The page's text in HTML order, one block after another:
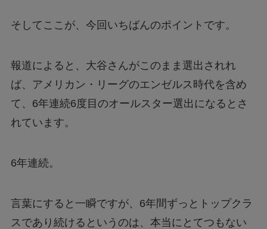
そしてここが、今回いちばんのポイントです。
報道によると、大谷さんがこのまま選出されれ
ば、アメリカン・リーグのエンゼルス時代を含め
て、6年連続6度目のオールスター選出になるとさ
れています。
6年連続。
言葉にすると一瞬ですが、6年間ずっとトップクラ
スであり続けるというのは、本当にとてつもない